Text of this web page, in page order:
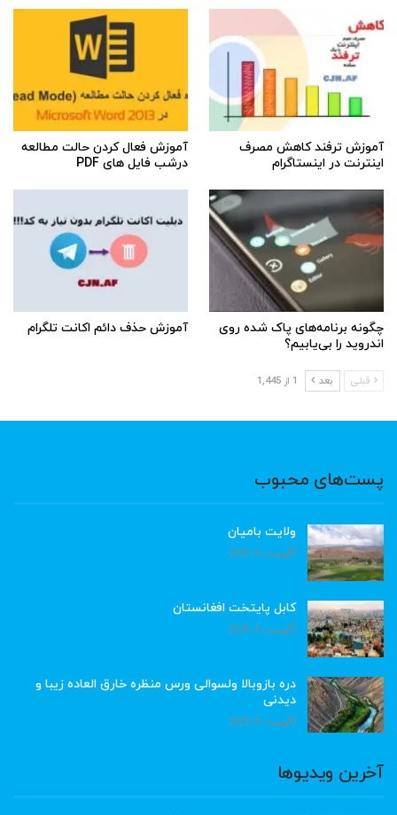
آموزش ترفند کاهش مصرف
اینترنت در اینستاگرام
آموزش فعال کردن حالت مطالعه
درشب فایل های PDF
چگونه برنامه‌های پاک شده روی
اندروید را بی‌یابیم؟
آموزش حذف دائم اکانت تلگرام
قبلی بعد 1 از 1,445
پست‌های محبوب
ولایت بامیان
آگوست 6, 2026
کابل پایتخت افغانستان
آگوست 6, 2026
دره بازوبالا ولسوالی ورس منظره خارق العاده زیبا و
دیدنی
آگوست 6, 2026
آخرین ویدیوها